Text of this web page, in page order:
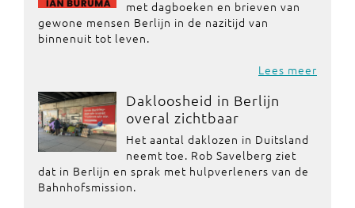
met dagboeken en brieven van
gewone mensen Berlijn in de nazitijd van
binnenuit tot leven.
Lees meer
Dakloosheid in Berlijn
overal zichtbaar
Het aantal daklozen in Duitsland
neemt toe. Rob Savelberg ziet
dat in Berlijn en sprak met hulpverleners van de
Bahnhofsmission.